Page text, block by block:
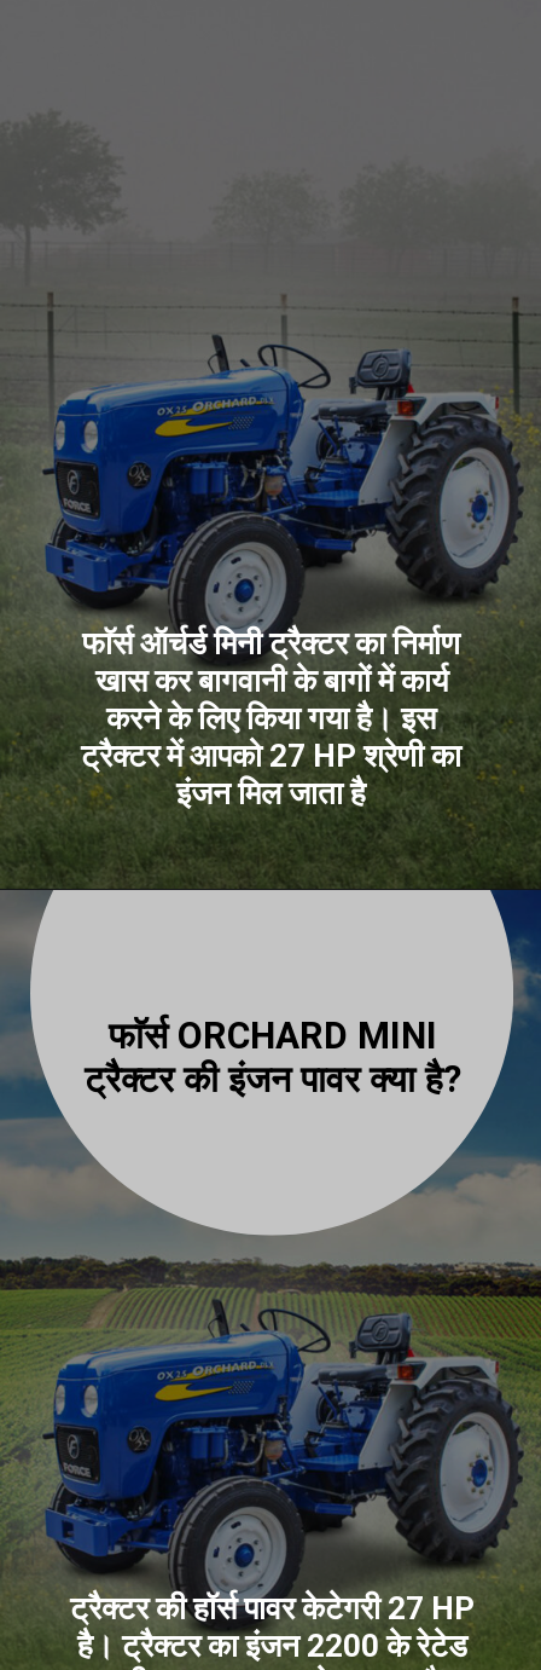
फाॅर्स ऑर्चर्ड मिनी ट्रैक्टर का निर्माण
खास कर बागवानी के बागों में कार्य
करने के लिए किया गया है। इस
ट्रैक्टर में आपको 27 HP श्रेणी का
इंजन मिल जाता है
फाॅर्स ORCHARD MINI
ट्रैक्टर की इंजन पावर क्या है?
ट्रैक्टर की हॉर्स पावर केटेगरी 27 HP
है। ट्रैक्टर का इंजन 2200 के रेटेड